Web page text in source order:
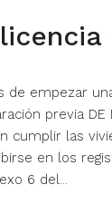
de empezar
previa DE
cumplir las
en los
6 del...